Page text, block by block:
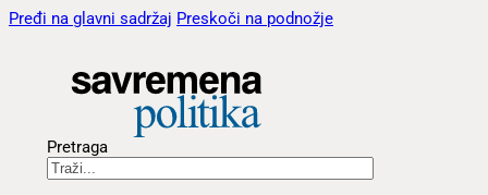
Pređi na glavni sadržaj Preskoči na podnožje
Pretraga